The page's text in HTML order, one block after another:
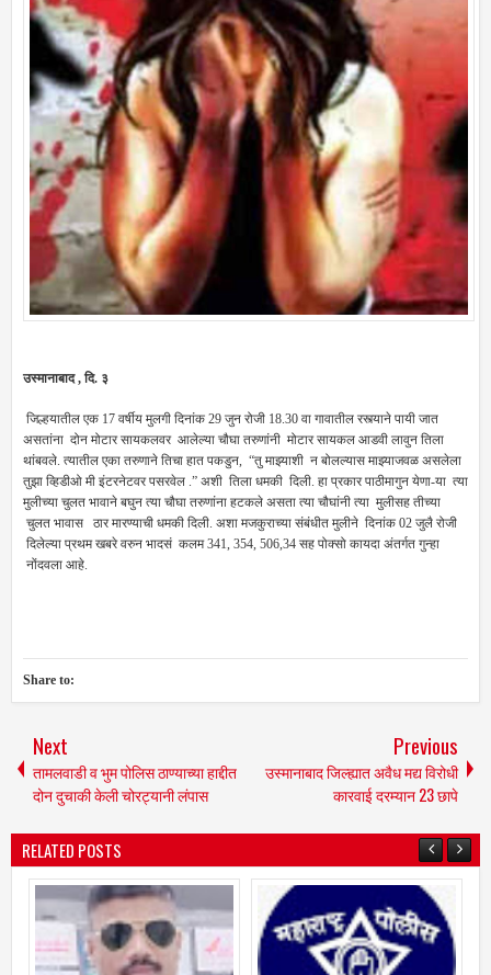
उस्मानाबाद , दि. ३
जिल्हयातील एक 17 वर्षीय मुलगी दिनांक 29 जुन रोजी 18.30 वा गावातील रस्त्याने पायी जात
असतांना दोन मोटार सायकलवर आलेल्या चौघा तरुणांनी मोटार सायकल आडवी लावुन तिला
थांबवले. त्यातील एका तरुणाने तिचा हात पकडुन, “तु माझ्याशी न बोलल्यास माझ्याजवळ असलेला
तुझा व्हिडीओ मी इंटरनेटवर पसरवेल .” अशी तिला धमकी दिली. हा प्रकार पाठीमागुन येणा-या त्या
मुलीच्या चुलत भावाने बघुन त्या चौघा तरुणांना हटकले असता त्या चौघांनी त्या मुलीसह तीच्या
चुलत भावास ठार मारण्याची धमकी दिली. अशा मजकुराच्या संबंधीत मुलीने दिनांक 02 जुलै रोजी
दिलेल्या प्रथम खबरे वरुन भादसं कलम 341, 354, 506,34 सह पोक्सो कायदा अंतर्गत गुन्हा
नोंदवला आहे.
Share to:
Next
तामलवाडी व भुम पोलिस ठाण्याच्या हाद्दीत
दोन दुचाकी केली चोरट्यानी लंपास
Previous
उस्मानाबाद जिल्ह्यात अवैध मद्य विरोधी
कारवाई दरम्यान 23 छापे
RELATED POSTS